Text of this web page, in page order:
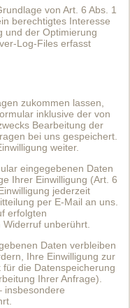
von Art. 6 Abs. 1
berechtigtes Interesse
und der Optimierung
Log-Files erfasst
zukommen lassen,
inklusive der von
Bearbeitung der
bei uns gespeichert.
weiter.
eingegebenen Daten
Ihrer Einwilligung (Art. 6
jederzeit
per E-Mail an uns.
erfolgten
unberührt.
Daten verbleiben
Ihre Einwilligung zur
die Datenspeicherung
Ihrer Anfrage).
insbesondere